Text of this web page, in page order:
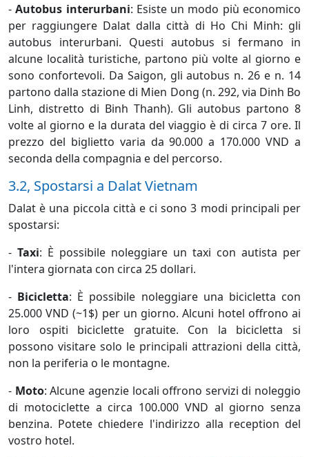
-Autobus interurbani: Esiste un modo più economico
per raggiungere Dalat dalla città di Ho Chi Minh: gli
autobus interurbani. Questi autobus si fermano in
alcune località turistiche, partono più volte al giorno e
sono confortevoli. Da Saigon, gli autobus n. 26 e n. 14
partono dalla stazione di Mien Dong (n. 292, via Dinh Bo
Linh, distretto di Binh Thanh). Gli autobus partono 8
volte al giorno e la durata del viaggio è di circa 7 ore. Il
prezzo del biglietto varia da 90.000 a 170.000 VND a
seconda della compagnia e del percorso.
3.2, Spostarsi a Dalat Vietnam
Dalat è una piccola città e ci sono 3 modi principali per
spostarsi:
- Taxi: È possibile noleggiare un taxi con autista per
l'intera giornata con circa 25 dollari.
- Bicicletta: È possibile noleggiare una bicicletta con
25.000 VND (~1$) per un giorno. Alcuni hotel offrono ai
loro ospiti biciclette gratuite. Con la bicicletta si
possono visitare solo le principali attrazioni della città,
non la periferia o le montagne.
- Moto: Alcune agenzie locali offrono servizi di noleggio
di motociclette a circa 100.000 VND al giorno senza
benzina. Potete chiedere l'indirizzo alla reception del
vostro hotel.